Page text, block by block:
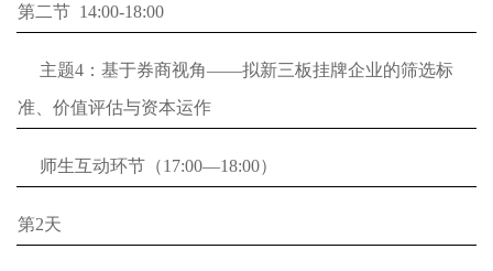
第二节 14:00-18:00
主题4：基于券商视角——拟新三板挂牌企业的筛选标
准、价值评估与资本运作
师生互动环节（17:00—18:00）
第2天